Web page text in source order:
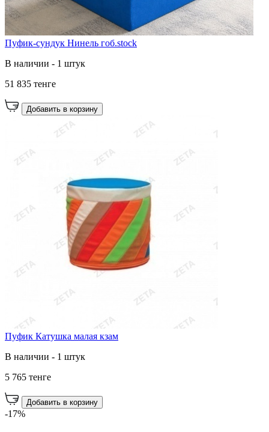
Пуфик-сундук Нинель гоб.stock
В наличии - 1 штук
51 835 тенге
Добавить в корзину
Пуфик Катушка малая кзам
В наличии - 1 штук
5 765 тенге
Добавить в корзину
-17%